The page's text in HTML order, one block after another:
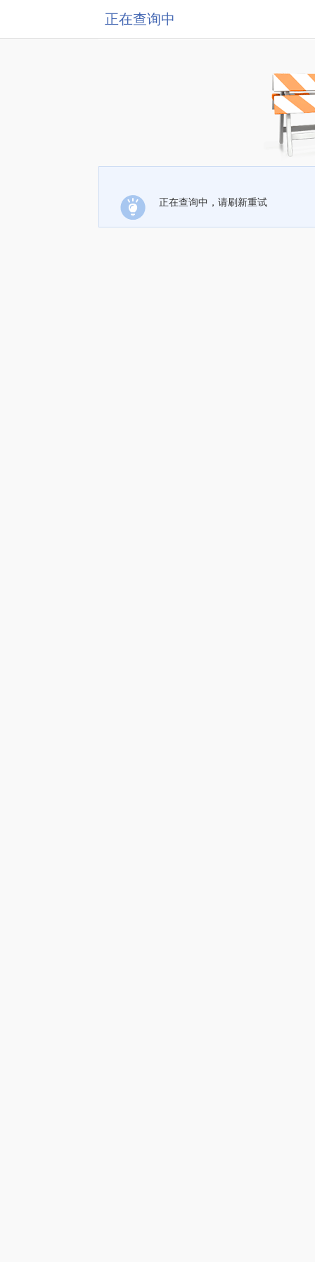
正在查询中
正在查询中，请刷新重试